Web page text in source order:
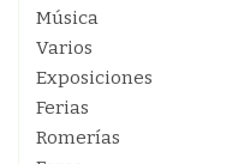
Música
Varios
Exposiciones
Ferias
Romerías